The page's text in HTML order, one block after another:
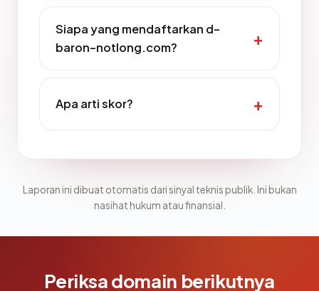
Siapa yang mendaftarkan d-
baron-notlong.com?
Apa arti skor?
Laporan ini dibuat otomatis dari sinyal teknis publik. Ini bukan
nasihat hukum atau finansial.
Periksa domain berikutnya